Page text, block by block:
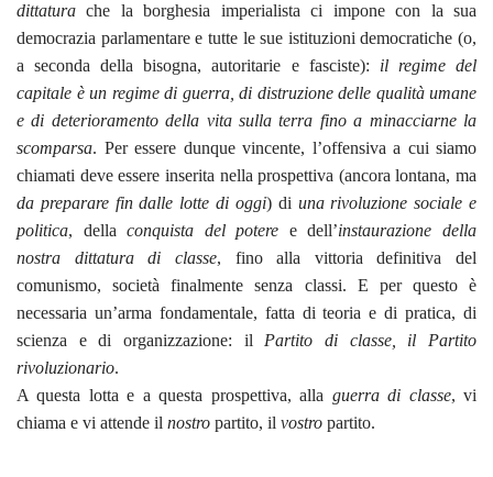
dittatura che la borghesia imperialista ci impone con la sua
democrazia parlamentare e tutte le sue istituzioni democratiche (o,
a seconda della bisogna, autoritarie e fasciste): il regime del
capitale è un regime di guerra, di distruzione delle qualità umane
e di deterioramento della vita sulla terra fino a minacciarne la
scomparsa. Per essere dunque vincente, l’offensiva a cui siamo
chiamati deve essere inserita nella prospettiva (ancora lontana, ma
da preparare fin dalle lotte di oggi) di una rivoluzione sociale e
politica, dellaconquista del potere e dell’instaurazione della
nostra dittatura di classe, fino alla vittoria definitiva del
comunismo, società finalmente senza classi. E per questo è
necessaria un’arma fondamentale, fatta di teoria e di pratica, di
scienza e di organizzazione: ilPartito di classe, il Partito
rivoluzionario.
A questa lotta e a questa prospettiva, alla guerra di classe, vi
chiama e vi attende il nostro partito, il vostro partito.